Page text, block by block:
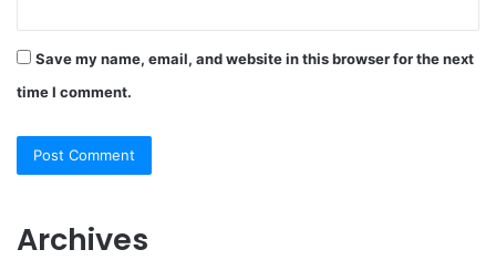
Save my name, email, and website in this browser for the next
time I comment.
Archives